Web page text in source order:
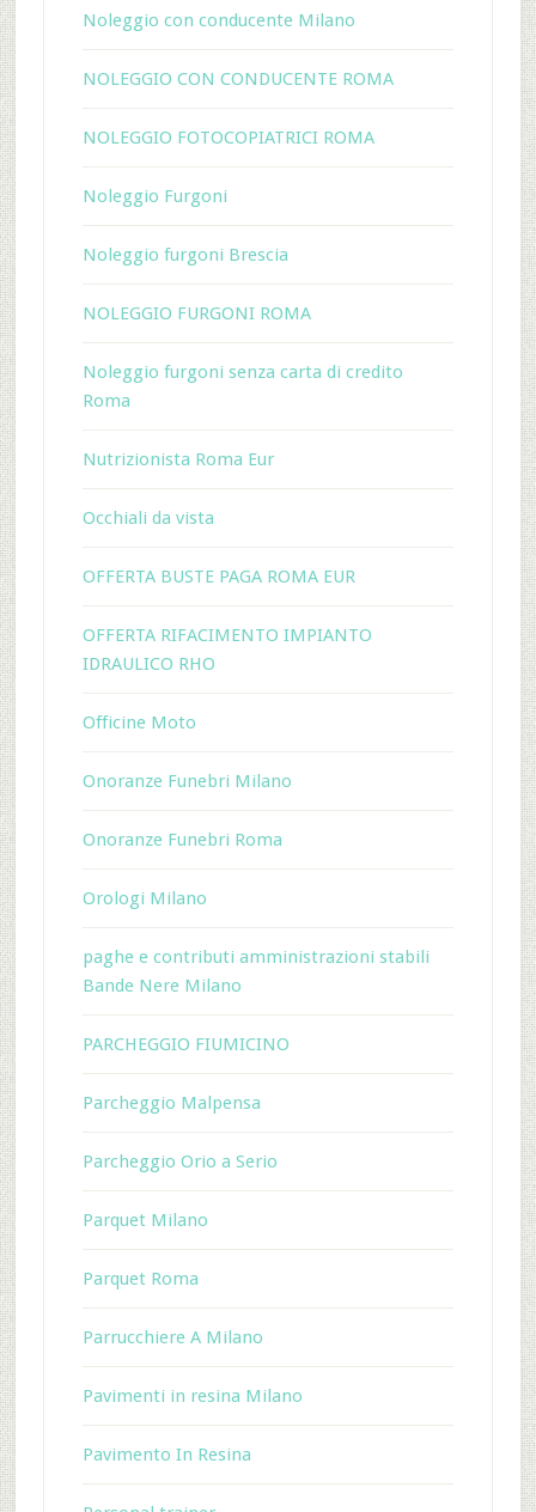
Noleggio con conducente Milano
NOLEGGIO CON CONDUCENTE ROMA
NOLEGGIO FOTOCOPIATRICI ROMA
Noleggio Furgoni
Noleggio furgoni Brescia
NOLEGGIO FURGONI ROMA
Noleggio furgoni senza carta di credito
Roma
Nutrizionista Roma Eur
Occhiali da vista
OFFERTA BUSTE PAGA ROMA EUR
OFFERTA RIFACIMENTO IMPIANTO
IDRAULICO RHO
Officine Moto
Onoranze Funebri Milano
Onoranze Funebri Roma
Orologi Milano
paghe e contributi amministrazioni stabili
Bande Nere Milano
PARCHEGGIO FIUMICINO
Parcheggio Malpensa
Parcheggio Orio a Serio
Parquet Milano
Parquet Roma
Parrucchiere A Milano
Pavimenti in resina Milano
Pavimento In Resina